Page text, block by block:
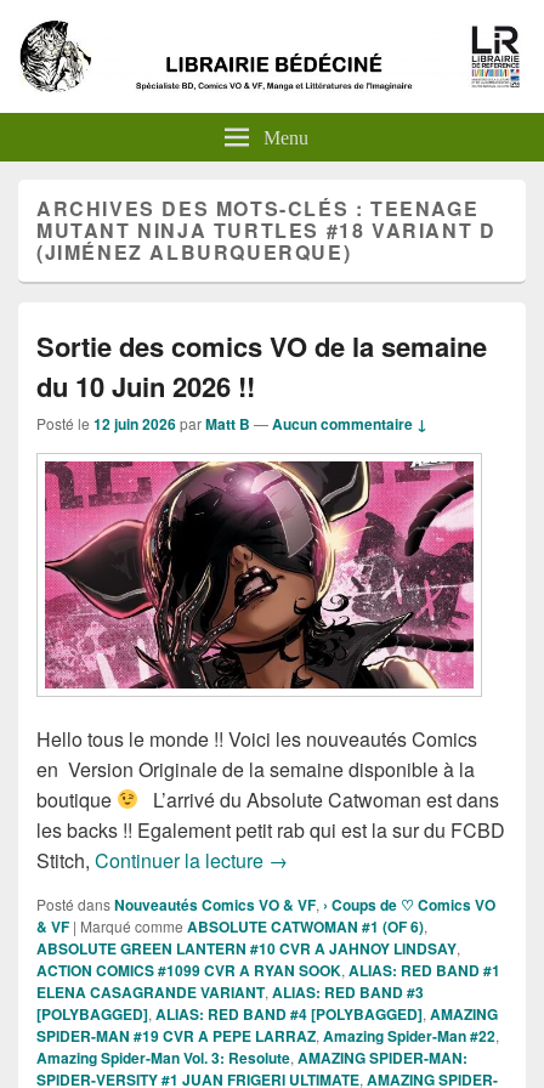
Menu
ARCHIVES DES MOTS-CLÉS :TEENAGE
MUTANT NINJA TURTLES #18 VARIANT D
(JIMÉNEZ ALBURQUERQUE)
Sortie des comics VO de la semaine
du 10 Juin 2026 !!
Posté le 12 juin 2026parMatt B —Aucun commentaire ↓
Hello tous le monde !! Voici les nouveautés Comics
en Version Originale de la semaine disponible à la
boutique
L’arrivé du Absolute Catwoman est dans
les backs !! Egalement petit rab qui est la sur du FCBD
Stitch, Continuer la lecture Sortie des comics VO de la
→
Posté dansNouveautés Comics VO & VF, › Coups de ♡ Comics VO
& VF | Marqué comme ABSOLUTE CATWOMAN #1 (OF 6),
ABSOLUTE GREEN LANTERN #10 CVR A JAHNOY LINDSAY,
ACTION COMICS #1099 CVR A RYAN SOOK, ALIAS: RED BAND #1
ELENA CASAGRANDE VARIANT, ALIAS: RED BAND #3
[POLYBAGGED], ALIAS: RED BAND #4 [POLYBAGGED], AMAZING
SPIDER-MAN #19 CVR A PEPE LARRAZ, Amazing Spider-Man #22,
Amazing Spider-Man Vol. 3: Resolute, AMAZING SPIDER-MAN:
SPIDER-VERSITY #1 JUAN FRIGERI ULTIMATE, AMAZING SPIDER-